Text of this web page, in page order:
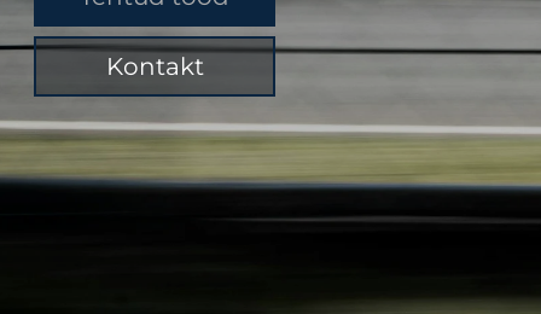
Kontakt